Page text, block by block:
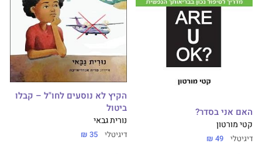
האם אני בסדר?
קטי מורטון
דיגיטלי 49 ₪
הקיץ לא נוסעים לחו"ל – קבלו
ביטול
נורית גבאי
דיגיטלי 35 ₪